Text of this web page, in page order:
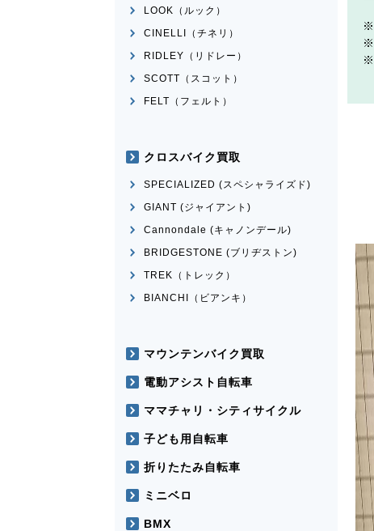
LOOK（ルック）
CINELLI（チネリ）
RIDLEY（リドレー）
SCOTT（スコット）
FELT（フェルト）
クロスバイク買取
SPECIALIZED (スペシャライズド)
GIANT (ジャイアント)
Cannondale (キャノンデール)
BRIDGESTONE (ブリヂストン)
TREK（トレック）
BIANCHI（ビアンキ）
マウンテンバイク買取
電動アシスト自転車
ママチャリ・シティサイクル
子ども用自転車
折りたたみ自転車
ミニベロ
BMX